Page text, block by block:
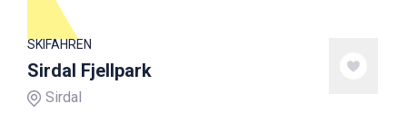
SKIFAHREN
Sirdal Fjellpark
Sirdal